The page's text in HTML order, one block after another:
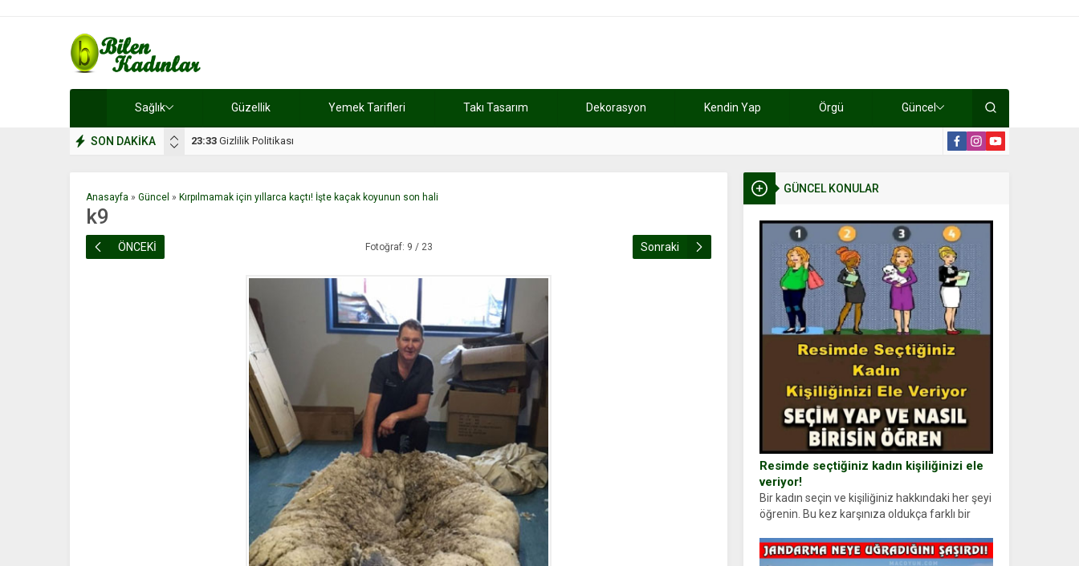
Sağlık Güzellik Yemek Tarifleri Takı Tasarım Dekorasyon Kendin Yap Örgü Güncel
SON DAKİKA 17:08 Dilan, düğününe 5 gün kala hayatını kaybetti
GÜNCEL KONULAR
Resimde seçtiğiniz kadın kişiliğinizi ele
veriyor!
Bir kadın seçin ve kişiliğiniz hakkındaki her şeyi
öğrenin. Bu kez karşınıza oldukça farklı bir
kadın figürlerinden dikkatinizi en...
Anasayfa » Güncel » Kırpılmamak için yıllarca kaçtı! İşte kaçak koyunun son hali
k9
ÖNCEKİ Fotoğraf: 9 / 23 Sonraki